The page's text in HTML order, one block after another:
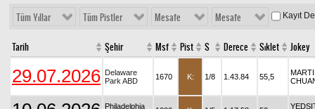
Tüm Yıllar Tüm Pistler Mesafe Mesafe Kayıt
Tarih Şehir Msf Pist S Derece Sıklet Jokey
29.07.2026 Delaware
Park ABD
1670 K: 1/8 1.43.84 55,5
Philadelphia